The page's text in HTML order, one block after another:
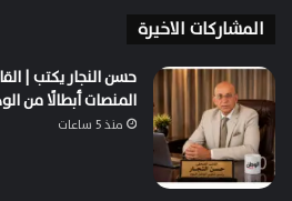
المشاركات الاخيرة
حسن النجار يكتب |
المنصات أبطالًا من
منذ 5 ساعات